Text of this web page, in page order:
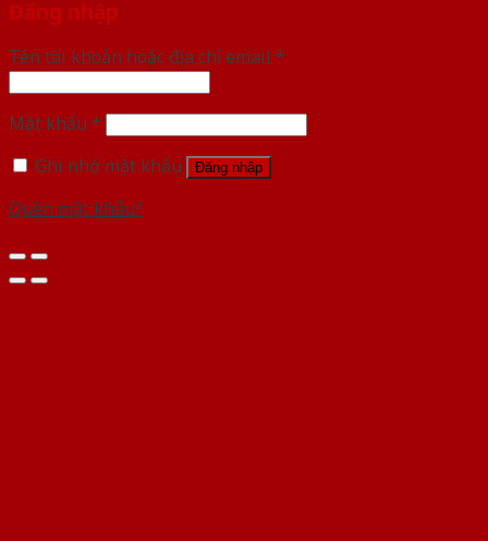
Đăng nhập
Tên tài khoản hoặc địa chỉ email *
Mật khẩu *
Ghi nhớ mật khẩu
Đăng nhập
Quên mật khẩu?